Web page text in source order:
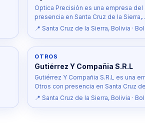
Optica Precisión es una empresa
presencia en Santa Cruz de la
📍 Santa Cruz de la Sierra, Bolivia ·
OTROS
Gutiérrez Y Compañia S.R.L
Gutiérrez Y Compañia S.R.L es una
Otros con presencia en Santa Cruz
📍 Santa Cruz de la Sierra, Bolivia ·